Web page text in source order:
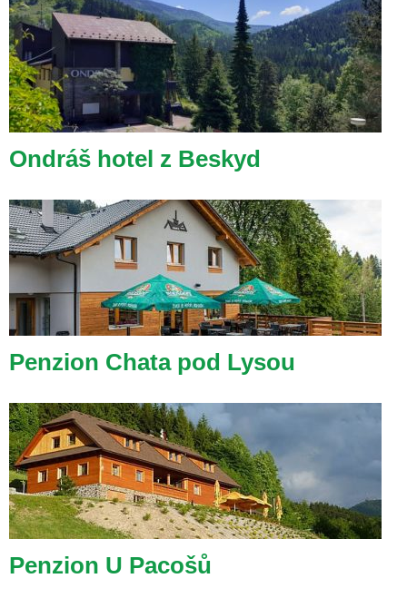
Ondráš hotel z Beskyd
Penzion Chata pod Lysou
Penzion U Pacošů